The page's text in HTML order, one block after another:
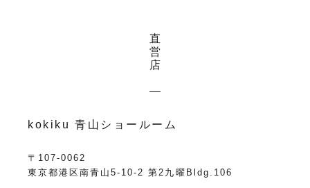
直
営
店
kokiku 青山ショールーム
〒107-0062
東京都港区南青山5-10-2 第2九曜Bldg.106